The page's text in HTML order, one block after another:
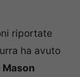
riportate
ha avuto
Mason